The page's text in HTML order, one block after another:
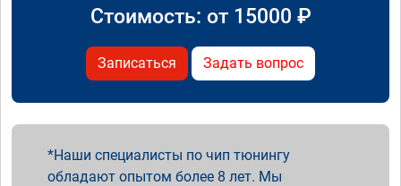
Стоимость: от 15000 ₽
Записаться Задать вопрос
Наши специалисты по чип тюнингу
обладают опытом более 8 лет. Мы